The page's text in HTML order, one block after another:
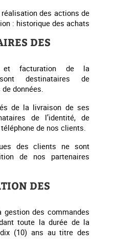
des actions de
: historique des achats
DES
et facturation de la
destinataires de
données.
de la livraison de ses
de l’identité, de
de nos clients.
des clients ne sont
de nos partenaires
DES
gestion des commandes
toute la durée de la
(10) ans au titre des